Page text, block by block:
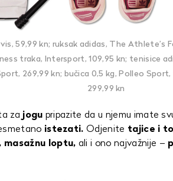
59,99 kn; ruksak adidas, The Athlete’s
traka, Intersport, 109,95 kn; tenisice
269,99 kn; bučica 0,5 kg, Polleo Sport,
299,99 kn
za jogu pripazite da u njemu imate
istezati. Odjenite tajice i
masažnu loptu, ali i ono najvažnije –